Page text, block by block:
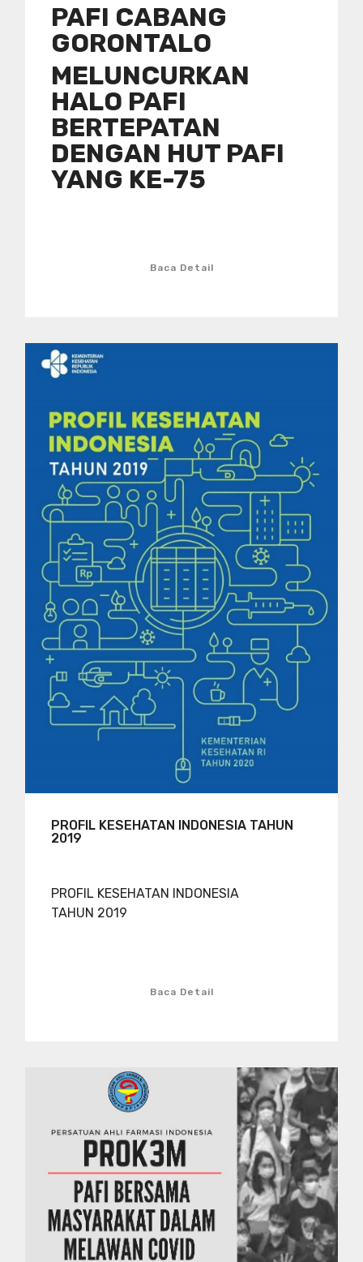
PAFI CABANG
GORONTALO
MELUNCURKAN
HALO PAFI
BERTEPATAN
DENGAN HUT PAFI
YANG KE-75
Baca Detail
PROFIL KESEHATAN INDONESIA TAHUN
2019
PROFIL KESEHATAN INDONESIA
TAHUN 2019
Baca Detail